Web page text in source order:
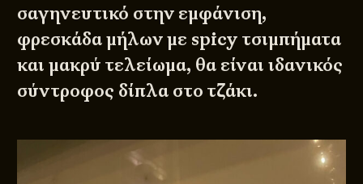
σαγηνευτικό στην εμφάνιση,
φρεσκάδα μήλων με spicy τσιμπήματα
και μακρύ τελείωμα, θα είναι ιδανικός
σύντροφος δίπλα στο τζάκι.